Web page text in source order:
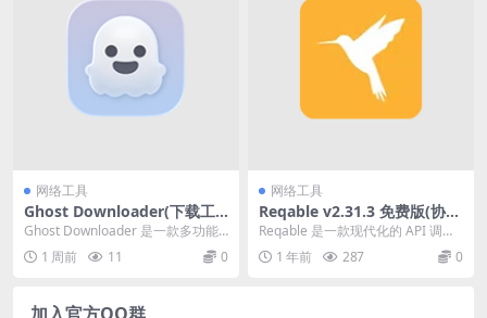
网络工具
Ghost Downloader(下载工
具) v4.2.2 中文便携式版
Ghost Downloader 是一款多功能
的下载管理工具，旨在为用户提供
快速...1 周前 11 0
网络工具
Reqable v2.31.3 免费版(协议
抓包与API调试工具)
Reqable 是一款现代化的 API 调试
与测试解决方案，旨在帮助程序开
发人员...
1 年前 287 0